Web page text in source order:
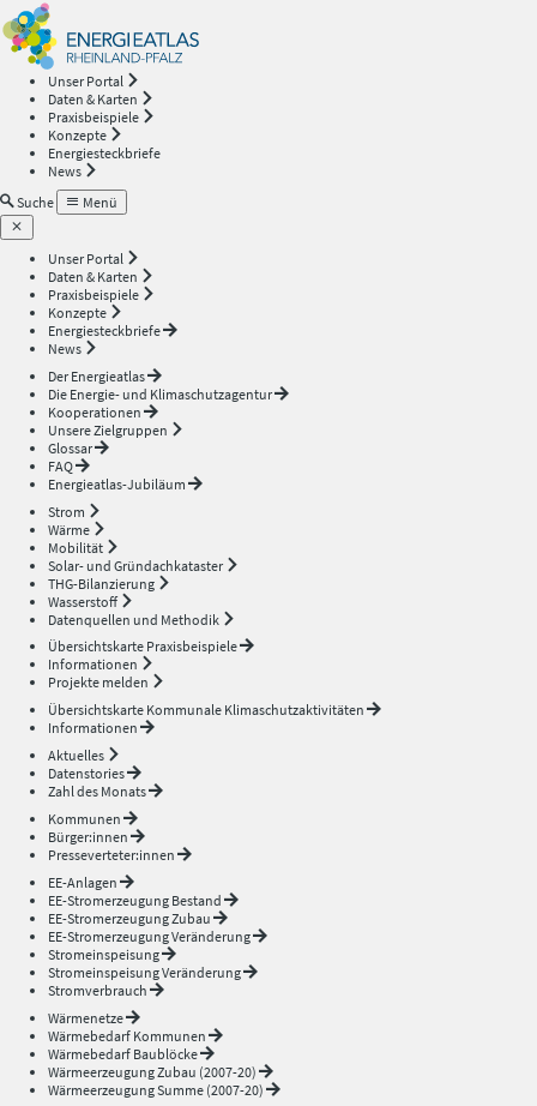
Unser Portal
Daten & Karten
Praxisbeispiele
Konzepte
Energiesteckbriefe
News
Suche
Menü
Unser Portal
Daten & Karten
Praxisbeispiele
Konzepte
Energiesteckbriefe
News
Der Energieatlas
Die Energie- und Klimaschutzagentur
Kooperationen
Unsere Zielgruppen
Glossar
FAQ
Energieatlas-Jubiläum
Strom
Wärme
Mobilität
Solar- und Gründachkataster
THG-Bilanzierung
Wasserstoff
Datenquellen und Methodik
Übersichtskarte Praxisbeispiele
Informationen
Projekte melden
Übersichtskarte Kommunale Klimaschutzaktivitäten
Informationen
Aktuelles
Datenstories
Zahl des Monats
Kommunen
Bürger:innen
Presseverteter:innen
EE-Anlagen
EE-Stromerzeugung Bestand
EE-Stromerzeugung Zubau
EE-Stromerzeugung Veränderung
Stromeinspeisung
Stromeinspeisung Veränderung
Stromverbrauch
Wärmenetze
Wärmebedarf Kommunen
Wärmebedarf Baublöcke
Wärmeerzeugung Zubau (2007-20)
Wärmeerzeugung Summe (2007-20)